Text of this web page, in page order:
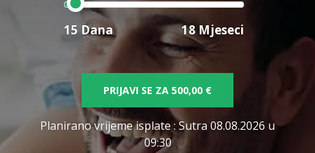
15 Dana 18 Mjeseci
PRIJAVI SE ZA 500,00 €
Planirano vrijeme isplate: Sutra 08.08.2026 u
09:30